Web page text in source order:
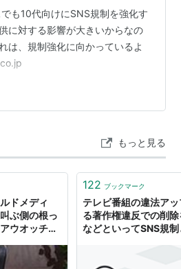
も10代向けにSNS規制を強化す
に対する影響が大きいからなの
は、規制強化に向かっているよ
もっと見る
ドメディ
ぶ側の根っ
アウオッチ
122 ブックマーク
テレビ番組の違法ア
る著作権違反での削
などといってSNS規